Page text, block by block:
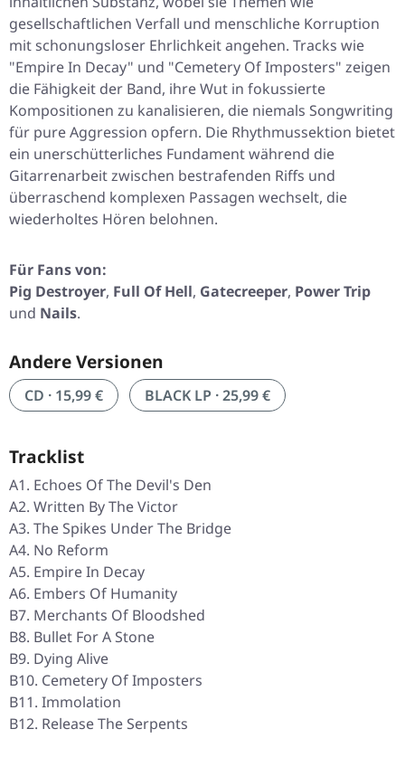
gesellschaftlichen Verfall und menschliche Korruption
mit schonungsloser Ehrlichkeit angehen. Tracks wie
"Empire In Decay" und "Cemetery Of Imposters" zeigen
die Fähigkeit der Band, ihre Wut in fokussierte
Kompositionen zu kanalisieren, die niemals Songwriting
für pure Aggression opfern. Die Rhythmussektion bietet
ein unerschütterliches Fundament während die
Gitarrenarbeit zwischen bestrafenden Riffs und
überraschend komplexen Passagen wechselt, die
wiederholtes Hören belohnen.
Für Fans von:
Pig Destroyer, Full Of Hell, Gatecreeper, Power Trip
und Nails.
Andere Versionen
CD · 15,99 € BLACK LP · 25,99 €
Tracklist
A1. Echoes Of The Devil's Den
A2. Written By The Victor
A3. The Spikes Under The Bridge
A4. No Reform
A5. Empire In Decay
A6. Embers Of Humanity
B7. Merchants Of Bloodshed
B8. Bullet For A Stone
B9. Dying Alive
B10. Cemetery Of Imposters
B11. Immolation
B12. Release The Serpents